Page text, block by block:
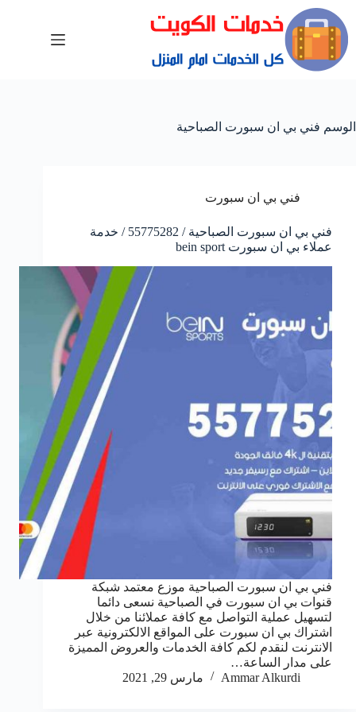
الوسم فني بي ان سبورت الصباحية
فني بي ان سبورت
فني بي ان سبورت الصباحية / 55775282 / خدمة
عملاء بي ان سبورت bein sport
فني بي ان سبورت الصباحية موزع معتمد شبكة
قنوات بي ان سبورت في الصباحية نسعى دائما
لتسهيل عملية التواصل مع كافة عملائنا من خلال
اشتراك بي ان سبورت على المواقع الالكترونية عبر
الانترنت لنقدم لكم كافة الخدمات والعروض المميزة
على مدار الساعة…
Ammar Alkurdi
مارس 29, 2021